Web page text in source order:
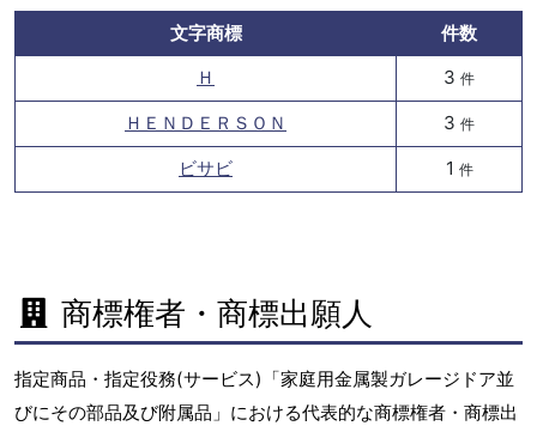
文字商標
件数
Ｈ
3 件
ＨＥＮＤＥＲＳＯＮ 3 件
ビサビ 1 件
商標権者・商標出願人
指定商品・指定役務(サービス)「家庭用金属製ガレージドア並
びにその部品及び附属品」における代表的な商標権者・商標出